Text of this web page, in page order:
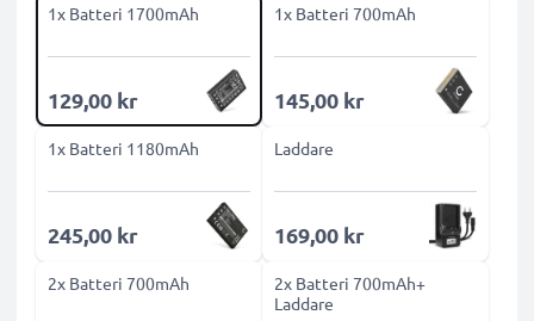
1x Batteri 1700mAh
129,00 kr
1x Batteri 700mAh
145,00 kr
1x Batteri 1180mAh
245,00 kr
Laddare
169,00 kr
2x Batteri 700mAh
2x Batteri 700mAh+
Laddare